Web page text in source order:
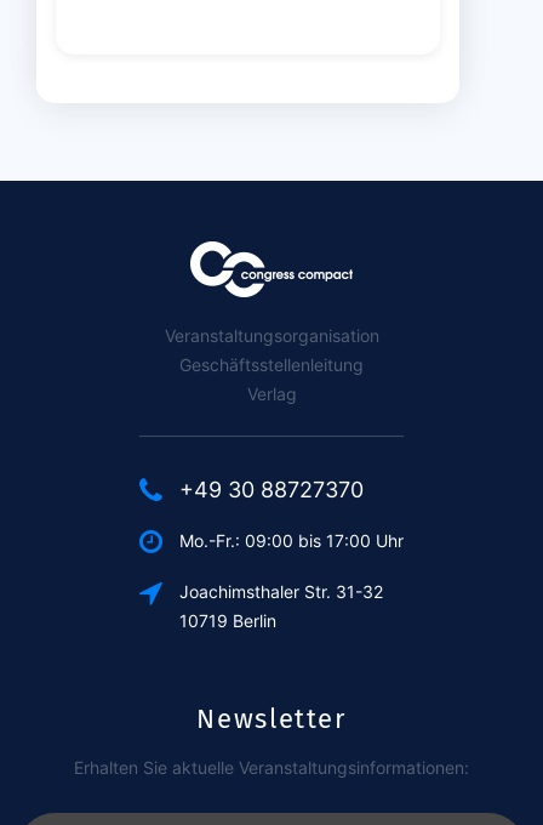
Veranstaltungsorganisation
Geschäftsstellenleitung
Verlag
+49 30 88727370
Mo.-Fr.: 09:00 bis 17:00 Uhr
Joachimsthaler Str. 31-32
10719 Berlin
Newsletter
Erhalten Sie aktuelle Veranstaltungsinformationen: